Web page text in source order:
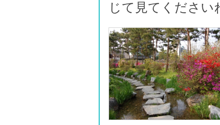
じて見てください